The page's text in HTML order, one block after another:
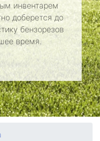
инвентарем
доберется до
бензорезов
время.